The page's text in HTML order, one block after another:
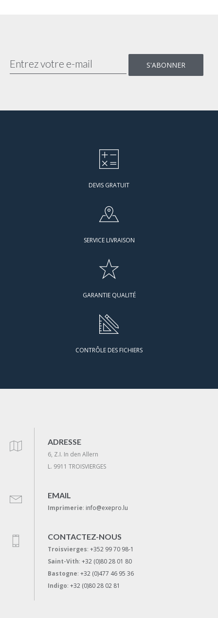
DEVIS GRATUIT
SERVICE LIVRAISON
GARANTIE QUALITÉ
CONTRÔLE DES FICHIERS
ADRESSE
6, Z.I. In den Allern
L. 9911 TROISVIERGES
EMAIL
Imprimerie: info@exepro.lu
CONTACTEZ-NOUS
Troisvierges: +352 99 70 98-1
Saint-Vith: +32 (0)80 28 01 80
Bastogne: +32 (0)477 46 95 36
Indigo: +32 (0)80 28 02 81